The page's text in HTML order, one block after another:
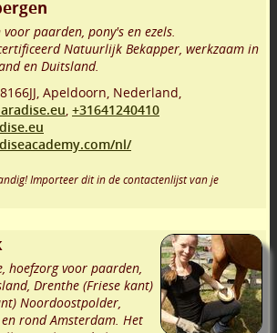
paarden, pony's en ezels.
Natuurlijk Bekapper, werkzaam in
en Duitsland.
8166JJ, Apeldoorn, Nederland,
, +31641240410
nl/
Importeer dit in de contactenlijst van je
hoefzorg voor paarden,
Drenthe (Friese kant)
Noordoostpolder,
rond Amsterdam. Het